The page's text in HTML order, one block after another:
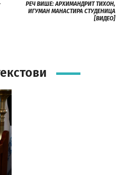
РЕЧ ВИШЕ: АРХИМАНДРИТ ТИХОН,
ИГУМАН МАНАСТИРА СТУДЕНИЦА
[ВИДЕО]